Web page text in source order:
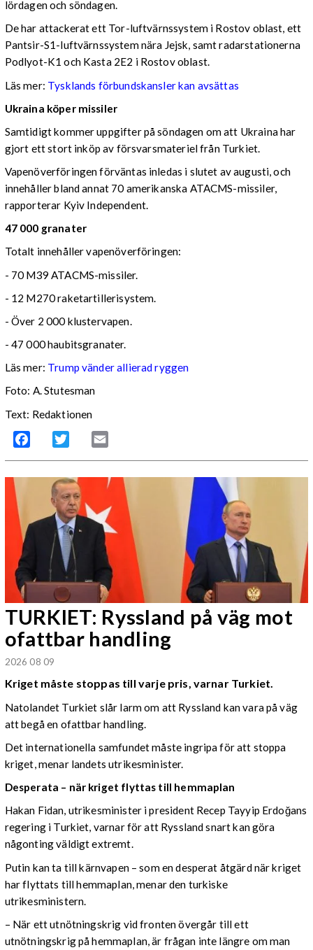
lördagen och söndagen.
De har attackerat ett Tor-luftvärnssystem i Rostov oblast, ett
Pantsir-S1-luftvärnssystem nära Jejsk, samt radarstationerna
Podlyot-K1 och Kasta 2E2 i Rostov oblast.
Läs mer: Tysklands förbundskansler kan avsättas
Ukraina köper missiler
Samtidigt kommer uppgifter på söndagen om att Ukraina har
gjort ett stort inköp av försvarsmateriel från Turkiet.
Vapenöverföringen förväntas inledas i slutet av augusti, och
innehåller bland annat 70 amerikanska ATACMS-missiler,
rapporterar Kyiv Independent.
47 000 granater
Totalt innehåller vapenöverföringen:
- 70 M39 ATACMS-missiler.
- 12 M270 raketartillerisystem.
- Över 2 000 klustervapen.
- 47 000 haubitsgranater.
Läs mer: Trump vänder allierad ryggen
Foto: A. Stutesman
Text: Redaktionen
Facebook Twitter
TURKIET: Ryssland på väg mot
ofattbar handling
2026 08 09
Kriget måste stoppas till varje pris, varnar Turkiet.
Natolandet Turkiet slår larm om att Ryssland kan vara på väg
att begå en ofattbar handling.
Det internationella samfundet måste ingripa för att stoppa
kriget, menar landets utrikesminister.
Desperata – när kriget flyttas till hemmaplan
Hakan Fidan, utrikesminister i president Recep Tayyip Erdoğans
regering i Turkiet, varnar för att Ryssland snart kan göra
någonting väldigt extremt.
Putin kan ta till kärnvapen – som en desperat åtgärd när kriget
har flyttats till hemmaplan, menar den turkiske
utrikesministern.
– När ett utnötningskrig vid fronten övergår till ett
utnötningskrig på hemmaplan, är frågan inte längre om man